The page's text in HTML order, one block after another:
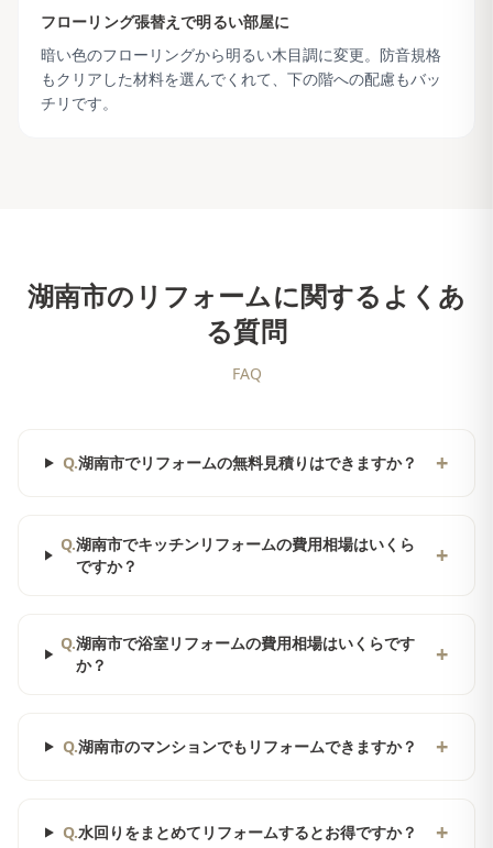
フローリング張替えで明るい部屋に
暗い色のフローリングから明るい木目調に変更。防音規格
もクリアした材料を選んでくれて、下の階への配慮もバッ
チリです。
湖南市のリフォームに関するよくあ
る質問
FAQ
Q.湖南市でリフォームの無料見積りはできますか？ +
Q.湖南市でキッチンリフォームの費用相場はいくら
ですか？
+
Q.湖南市で浴室リフォームの費用相場はいくらです
か？
+
Q.湖南市のマンションでもリフォームできますか？ +
Q.水回りをまとめてリフォームするとお得ですか？ +